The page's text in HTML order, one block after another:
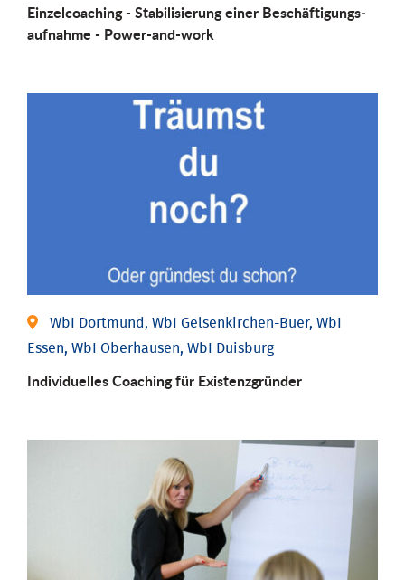
Einzel­coaching - Stabili­sierung einer Be­schäftigungs­
aufnahme - Power-and-work
WbI Dortmund, WbI Gelsenkirchen-Buer, WbI
Essen, WbI Oberhausen, WbI Duisburg
Individu­elles Coaching für Existenz­gründer